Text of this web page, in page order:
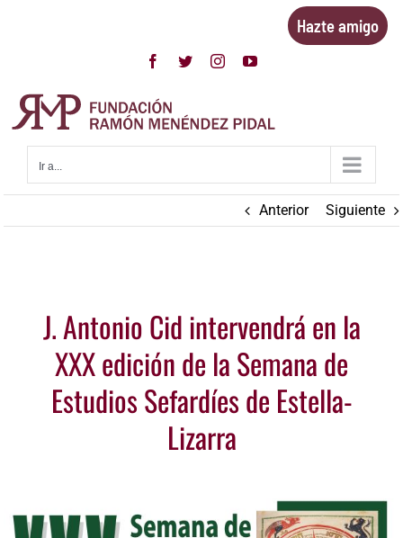
Hazte amigo
Facebook
TwitterInstagramYouTube
Ir a...
Anterior Siguiente
imagenJ. Antonio Cid intervendrá en la
XXX edición de la Semana de
Estudios Sefardíes de Estella-
Lizarra